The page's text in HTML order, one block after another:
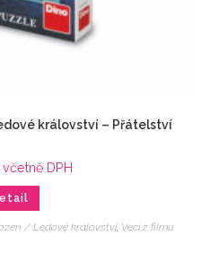
království – Přátelství
včetně DPH
/ Ledové království, Veci z filmu